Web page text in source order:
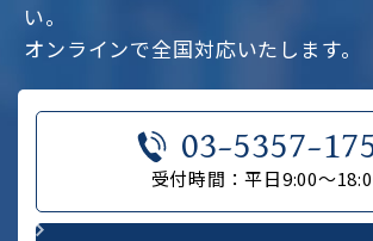
い。
オンラインで全国対応いたします。
03-5357-
受付時間：平日9:00～